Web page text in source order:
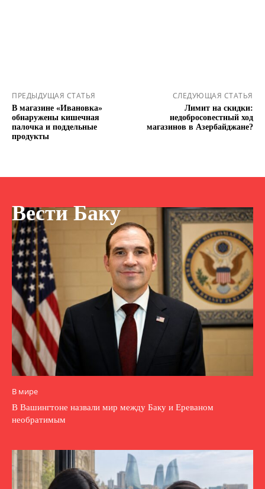
ПРЕДЫДУЩАЯ СТАТЬЯ
В магазине «Ивановка»
обнаружены кишечная
палочка и поддельные
продукты
СЛЕДУЮЩАЯ СТАТЬЯ
Лимит на скидки:
недобросовестный ход
магазинов в Азербайджане?
Вести Баку
В мире
В Вашингтоне назвали мир между Баку и Ереваном
необратимым